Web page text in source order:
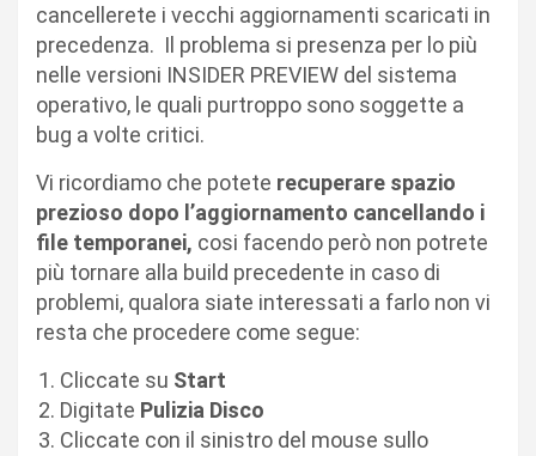
cancellerete i vecchi aggiornamenti scaricati in
precedenza. Il problema si presenza per lo più
nelle versioni INSIDER PREVIEW del sistema
operativo, le quali purtroppo sono soggette a
bug a volte critici.
Vi ricordiamo che potete recuperare spazio
prezioso dopo l’aggiornamento cancellando i
file temporanei, cosi facendo però non potrete
più tornare alla build precedente in caso di
problemi, qualora siate interessati a farlo non vi
resta che procedere come segue:
Cliccate su Start
Digitate Pulizia Disco
Cliccate con il sinistro del mouse sullo